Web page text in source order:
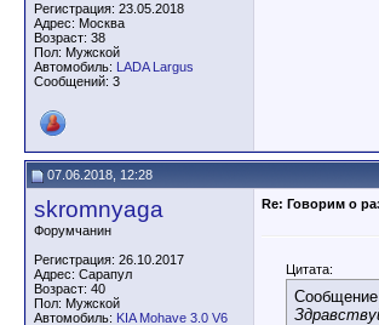
Регистрация: 23.05.2018
Адрес: Москва
Возраст: 38
Пол: Мужской
Автомобиль: LADA Largus
Сообщений: 3
07.06.2018, 12:28
skromnyaga
Форумчанин
Регистрация: 26.10.2017
Адрес: Сарапул
Возраст: 40
Пол: Мужской
Автомобиль: KIA Mohave 3.0 V6
Re: Говорим о
Цитата:
Сообщение